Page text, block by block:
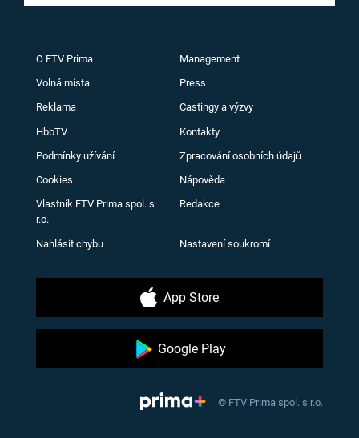
O FTV Prima Management
Volná místa Press
Reklama Castingy a výzvy
HbbTV Kontakty
Podmínky užívání Zpracování osobních údajů
Cookies Nápověda
Vlastník FTV Prima spol. s
r.o.
Redakce
Nahlásit chybu Nastavení soukromí
App Store
Google Play
© FTV Prima spol. s r.o.